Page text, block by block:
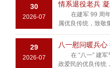
30
2026-07
情系退役老兵
在建军 99 周
属优良传统，致敬
29
2026-07
八一慰问暖兵
在 “八一” 建
政爱民的优良传统